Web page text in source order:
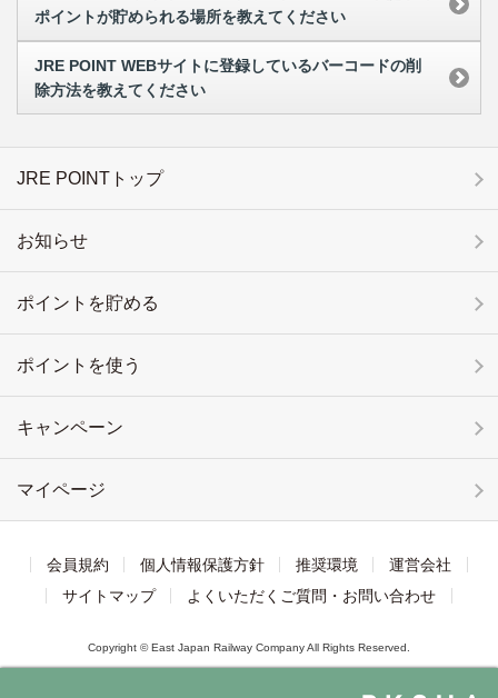
ポイントが貯められる場所を教えてください
JRE POINT WEBサイトに登録しているバーコードの削
除方法を教えてください
JRE POINTトップ
お知らせ
ポイントを貯める
ポイントを使う
キャンペーン
マイページ
会員規約 個人情報保護方針 推奨環境
運営会社
サイトマップ
よくいただくご質問・お問い合わせ
Copyright © East Japan Railway Company All Rights Reserved.